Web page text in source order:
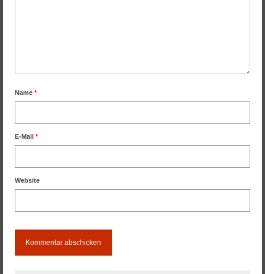
Name *
E-Mail *
Website